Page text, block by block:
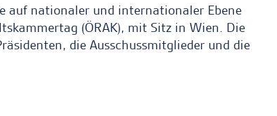
auf nationaler und internationaler Ebene
(ÖRAK), mit Sitz in Wien. Die
die Ausschussmitglieder und die